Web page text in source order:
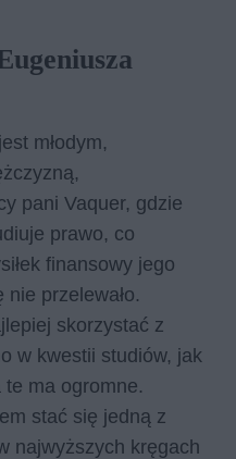
młodym,
pani Vaquer, gdzie
prawo, co
finansowy jego
przelewało.
skorzystać z
w kwestii studiów, jak
ma ogromne.
stać się jedną z
najwyższych kręgach